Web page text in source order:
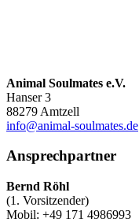
Animal Soulmates e.V.
Hanser 3
88279 Amtzell
info@animal-soulmates.de
Ansprechpartner
Bernd Röhl
(1. Vorsitzender)
Mobil: +49 171 4986993